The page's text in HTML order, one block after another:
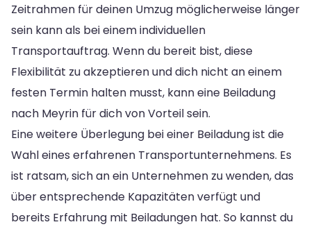
Zeitrahmen für deinen Umzug möglicherweise länger
sein kann als bei einem individuellen
Transportauftrag. Wenn du bereit bist, diese
Flexibilität zu akzeptieren und dich nicht an einem
festen Termin halten musst, kann eine Beiladung
nach Meyrin für dich von Vorteil sein.
Eine weitere Überlegung bei einer Beiladung ist die
Wahl eines erfahrenen Transportunternehmens. Es
ist ratsam, sich an ein Unternehmen zu wenden, das
über entsprechende Kapazitäten verfügt und
bereits Erfahrung mit Beiladungen hat. So kannst du